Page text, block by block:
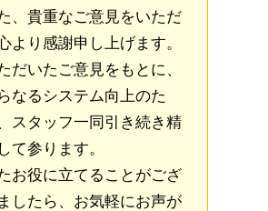
、貴重なご意見をいただ
より感謝申し上げます。
だいたご意見をもとに、
なるシステム向上のた
スタッフ一同引き続き精
て参ります。
お役に立てることがござ
したら、お気軽にお声が